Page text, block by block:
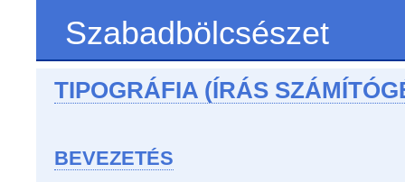
Szabadbölcsészet
TIPOGRÁFIA (ÍRÁS
BEVEZETÉS